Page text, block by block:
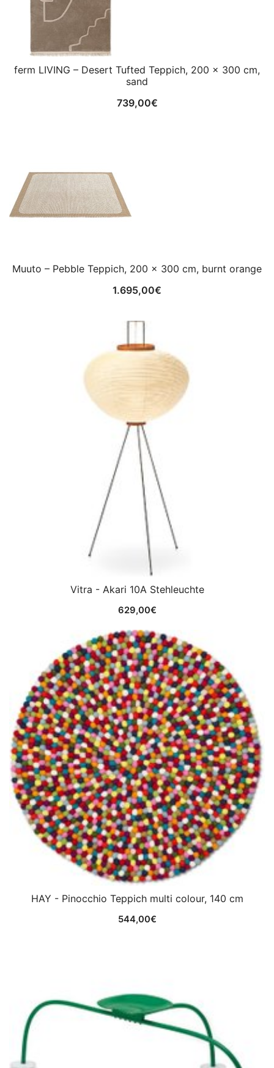
ferm LIVING – Desert Tufted Teppich, 200 x 300 cm,
sand
739,00€
Muuto – Pebble Teppich, 200 x 300 cm, burnt orange
1.695,00€
Vitra - Akari 10A Stehleuchte
629,00€
HAY - Pinocchio Teppich multi colour, 140 cm
544,00€